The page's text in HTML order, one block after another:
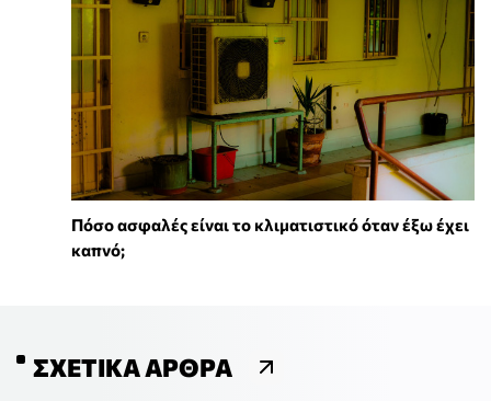
Πόσο ασφαλές είναι το κλιματιστικό όταν έξω έχει
καπνό;
ΣΧΕΤΙΚΆ ΆΡΘΡΑ